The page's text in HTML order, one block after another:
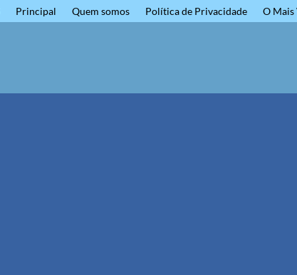
Principal Quem somos Política de Privacidade O Mais